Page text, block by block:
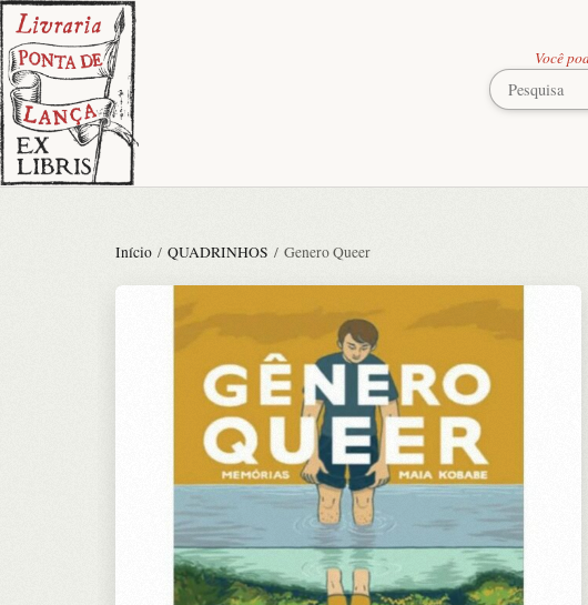
Você
Início / QUADRINHOS / Genero Queer